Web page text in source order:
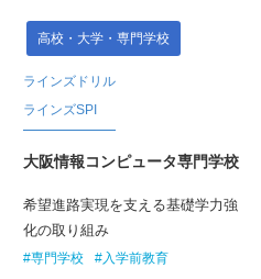
高校・大学・専門学校
ラインズドリル
ラインズSPI
大阪情報コンピュータ専門学校
希望進路実現を支える基礎学力強
化の取り組み
#専門学校
#入学前教育